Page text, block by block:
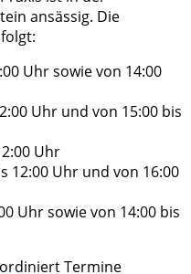
ansässig. Die
Uhr sowie von 14:00
Uhr und von 15:00 bis
Uhr
12:00 Uhr und von 16:00
Uhr sowie von 14:00 bis
Termine